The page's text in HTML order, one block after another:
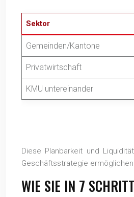
Sektor
Gemeinden/Kantone
Privatwirtschaft
KMU untereinander
Diese Planbarkeit und
Geschäftsstrategie ermöglichen.
WIE SIE IN 7